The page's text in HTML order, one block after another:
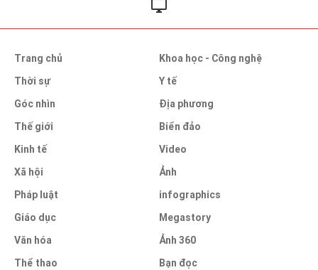
Trang chủ
Thời sự
Góc nhìn
Thế giới
Kinh tế
Xã hội
Pháp luật
Giáo dục
Văn hóa
Thể thao
Khoa học - Công nghệ
Y tế
Địa phương
Biển đảo
Video
Ảnh
infographics
Megastory
Ảnh 360
Bạn đọc